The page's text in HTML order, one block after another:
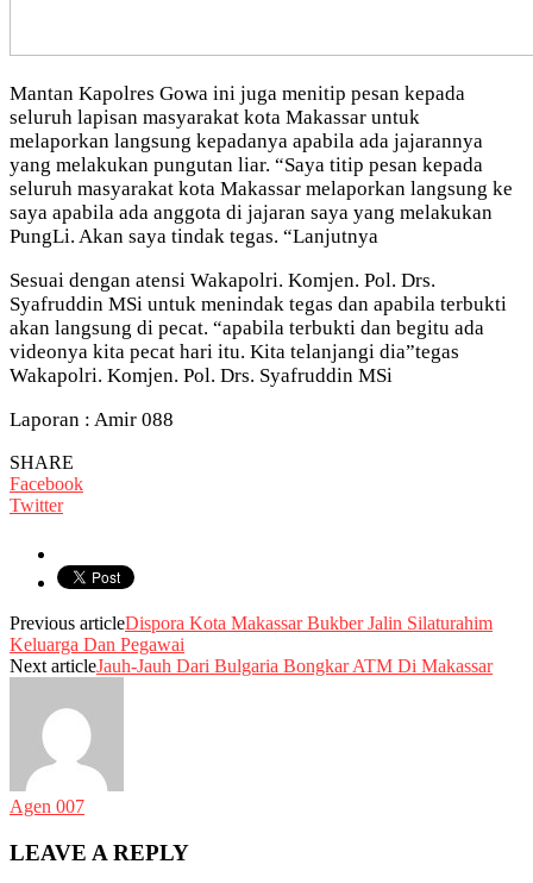
Mantan Kapolres Gowa ini juga menitip pesan kepada
seluruh lapisan masyarakat kota Makassar untuk
melaporkan langsung kepadanya apabila ada jajarannya
yang melakukan pungutan liar. “Saya titip pesan kepada
seluruh masyarakat kota Makassar melaporkan langsung ke
saya apabila ada anggota di jajaran saya yang melakukan
PungLi. Akan saya tindak tegas. “Lanjutnya
Sesuai dengan atensi Wakapolri. Komjen. Pol. Drs.
Syafruddin MSi untuk menindak tegas dan apabila terbukti
akan langsung di pecat. “apabila terbukti dan begitu ada
videonya kita pecat hari itu. Kita telanjangi dia”tegas
Wakapolri. Komjen. Pol. Drs. Syafruddin MSi
Laporan : Amir 088
SHARE
Facebook
Twitter
Previous articleDispora Kota Makassar Bukber Jalin Silaturahim
Keluarga Dan Pegawai
Next articleJauh-Jauh Dari Bulgaria Bongkar ATM Di Makassar
Agen 007
LEAVE A REPLY